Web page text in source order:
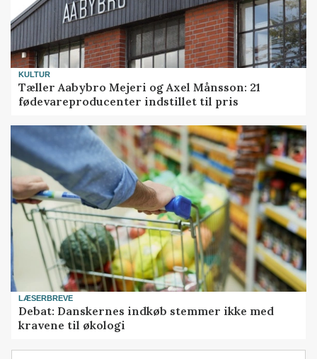
KULTUR
Tæller Aabybro Mejeri og Axel Månsson: 21
fødevareproducenter indstillet til pris
LÆSERBREVE
Debat: Danskernes indkøb stemmer ikke med
kravene til økologi